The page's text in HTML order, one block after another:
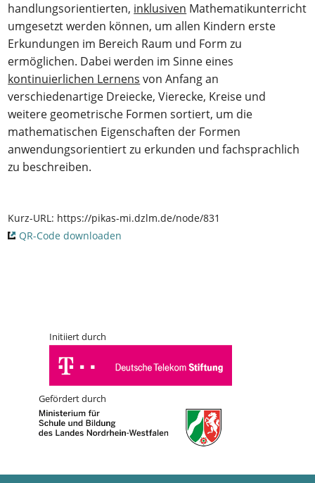
handlungsorientierten, inklusiven Mathematikunterricht
umgesetzt werden können, um allen Kindern erste
Erkundungen im Bereich Raum und Form zu
ermöglichen. Dabei werden im Sinne eines
kontinuierlichen Lernens von Anfang an
verschiedenartige Dreiecke, Vierecke, Kreise und
weitere geometrische Formen sortiert, um die
mathematischen Eigenschaften der Formen
anwendungsorientiert zu erkunden und fachsprachlich
zu beschreiben.
Kurz-URL: https://pikas-mi.dzlm.de/node/831
QR-Code downloaden
Initiiert durch
Gefördert durch